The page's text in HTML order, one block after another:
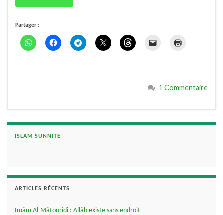
Partager :
1 Commentaire
ISLAM SUNNITE
ARTICLES RÉCENTS
Imâm Al-Mâtourîdi : Allâh existe sans endroit